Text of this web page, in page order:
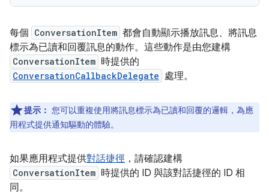
每個 ConversationItem 都會自動顯示播放訊息、將訊息
標示為已讀和回覆訊息的動作。這些動作是由您建構
ConversationItem 時提供的
ConversationCallbackDelegate 處理。
提示： 您可以重複使用將訊息標示為已讀和回覆的邏輯，為應
用程式提供通知驅動的體驗。
如果應用程式提供對話捷徑 ，請確認建構
ConversationItem 時提供的 ID 與該對話捷徑的 ID 相
同。